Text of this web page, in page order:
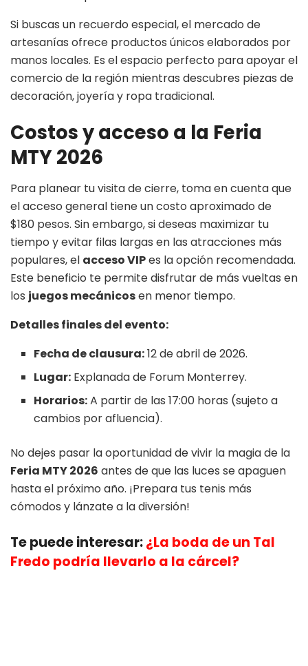
Si buscas un recuerdo especial, el mercado de
artesanías ofrece productos únicos elaborados por
manos locales. Es el espacio perfecto para apoyar el
comercio de la región mientras descubres piezas de
decoración, joyería y ropa tradicional.
Costos y acceso a la Feria
MTY 2026
Para planear tu visita de cierre, toma en cuenta que
el acceso general tiene un costo aproximado de
$180 pesos. Sin embargo, si deseas maximizar tu
tiempo y evitar filas largas en las atracciones más
populares, el acceso VIPes la opción recomendada.
Este beneficio te permite disfrutar de más vueltas en
los juegos mecánicosen menor tiempo.
Detalles finales del evento:
Fecha de clausura:12 de abril de 2026.
Lugar: Explanada de Forum Monterrey.
Horarios:A partir de las 17:00 horas (sujeto a
cambios por afluencia).
No dejes pasar la oportunidad de vivir la magia de la
Feria MTY 2026 antes de que las luces se apaguen
hasta el próximo año. ¡Prepara tus tenis más
cómodos y lánzate a la diversión!
Te puede interesar:¿La boda de un Tal
Fredo podría llevarlo a la cárcel?